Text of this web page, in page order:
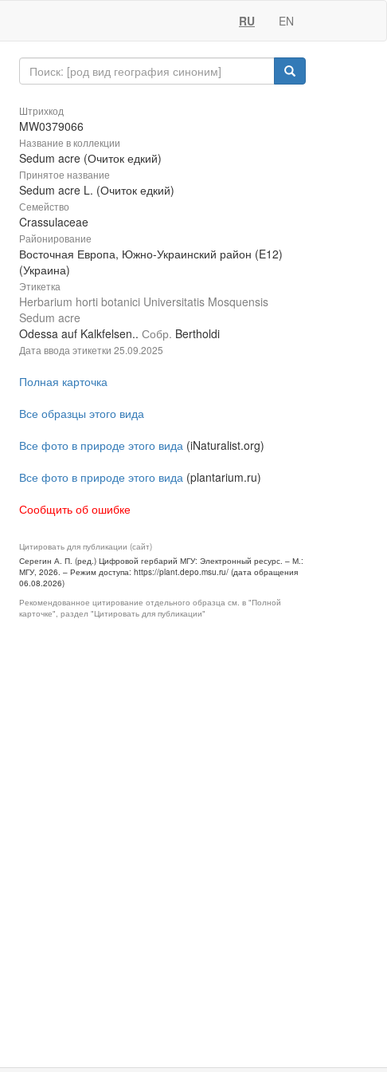
RU EN
Штрихкод
MW0379066
Название в коллекции
Sedum acre (Очиток едкий)
Принятое название
Sedum acre L. (Очиток едкий)
Семейство
Crassulaceae
Районирование
Восточная Европа, Южно-Украинский район (E12)
(Украина)
Этикетка
Herbarium horti botanici Universitatis Mosquensis
Sedum acre
Odessa auf Kalkfelsen.. Собр. Bertholdi
Дата ввода этикетки 25.09.2025
Полная карточка
Все образцы этого вида
Все фото в природе этого вида (iNaturalist.org)
Все фото в природе этого вида (plantarium.ru)
Сообщить об ошибке
Цитировать для публикации (сайт)
Серегин А. П. (ред.) Цифровой гербарий МГУ: Электронный ресурс. – М.:
МГУ, 2026. – Режим доступа: https://plant.depo.msu.ru/ (дата обращения
06.08.2026)
Рекомендованное цитирование отдельного образца см. в "Полной
карточке", раздел "Цитировать для публикации"